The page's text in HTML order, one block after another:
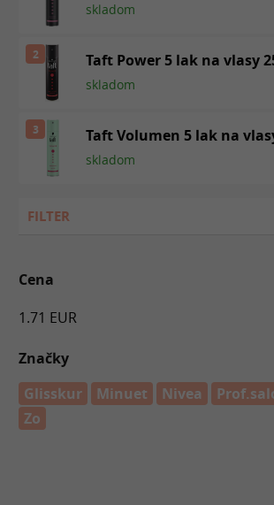
skladom
2 Taft Power 5 lak na vlasy
skladom
3 Taft Volumen 5 lak na
skladom
FILTER
Cena
1.71 EUR
Značky
Glisskur
Minuet Nivea
Zo